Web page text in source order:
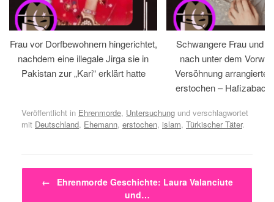
Frau vor Dorfbewohnern hingerichtet,
nachdem eine illegale Jirga sie in
Pakistan zur „Kari“ erklärt hatte
Schwangere Frau und
nach unter dem
Versöhnung
erstochen – Hafizabad,
Veröffentlicht in Ehrenmorde, Untersuchung und verschlagwortet
mit Deutschland, Ehemann, erstochen, islam, Türkischer Täter.
Beitragsnavigation
←
Ehrenmorde Geschichte: Laura Valanciute
und…